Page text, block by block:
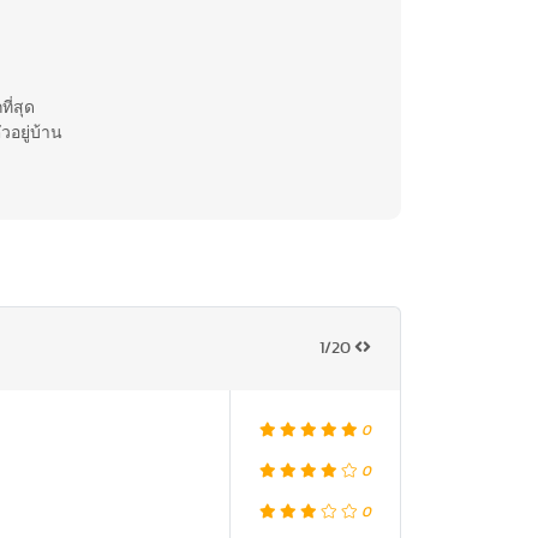
ที่สุด
อยู่บ้าน
1/20
0
0
0